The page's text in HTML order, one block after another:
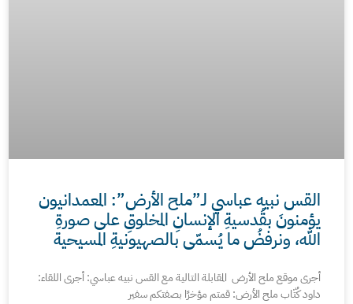
القس نبيه عباسي لـ”ملح الأرض”: المعمدانيون
يؤمنونَ بقُدسيةِ الإنسانِ المخلوقِ على صورةِ
الله، ونرفضُ ما يُسمّى بالصهيونيةِ المسيحية
أجرى موقع ملح الأرض المقابلة التالية مع القس نبيه عباسي: أجرى اللقاء:
داود كُتّاب ملح الأرض: قمتم مؤخرًا بصفتكم سفير